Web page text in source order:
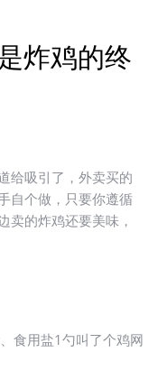
炸鸡的终
吸引了，外卖买的
自个做，只要你遵循
卖的炸鸡还要美味，
食用盐1勺叫了个鸡网